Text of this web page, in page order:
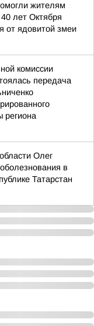
жителям
лет Октября
от ядовитой змеи
комиссии
передача
региона
Олег
в
Татарстан